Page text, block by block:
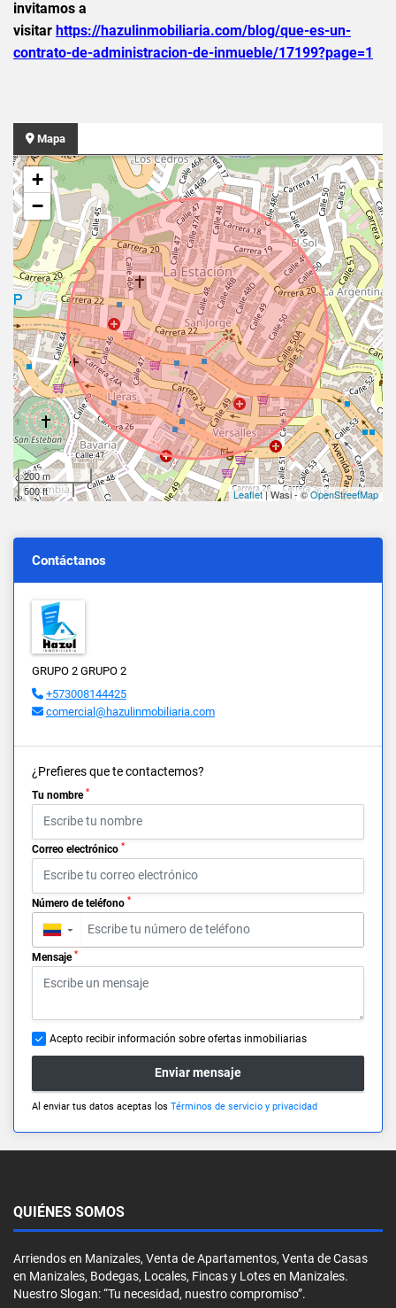
invitamos a
visitar https://hazulinmobiliaria.com/blog/que-es-un-
contrato-de-administracion-de-inmueble/17199?page=1
Mapa
+
−
200 m
500 ft
Leaflet| Wasi - ©OpenStreetMap
Contáctanos
GRUPO 2 GRUPO 2
+573008144425
comercial@hazulinmobiliaria.com
¿Prefieres que te contactemos?
Tu nombre *
Correo electrónico *
Número de teléfono *
▼
Mensaje *
Acepto recibir información sobre ofertas inmobiliarias
Enviar mensaje
Al enviar tus datos aceptas los Términos de servicio y privacidad
QUIÉNES SOMOS
Arriendos en Manizales, Venta de Apartamentos, Venta de Casas
en Manizales, Bodegas, Locales, Fincas y Lotes en Manizales.
Nuestro Slogan: “Tu necesidad, nuestro compromiso”.